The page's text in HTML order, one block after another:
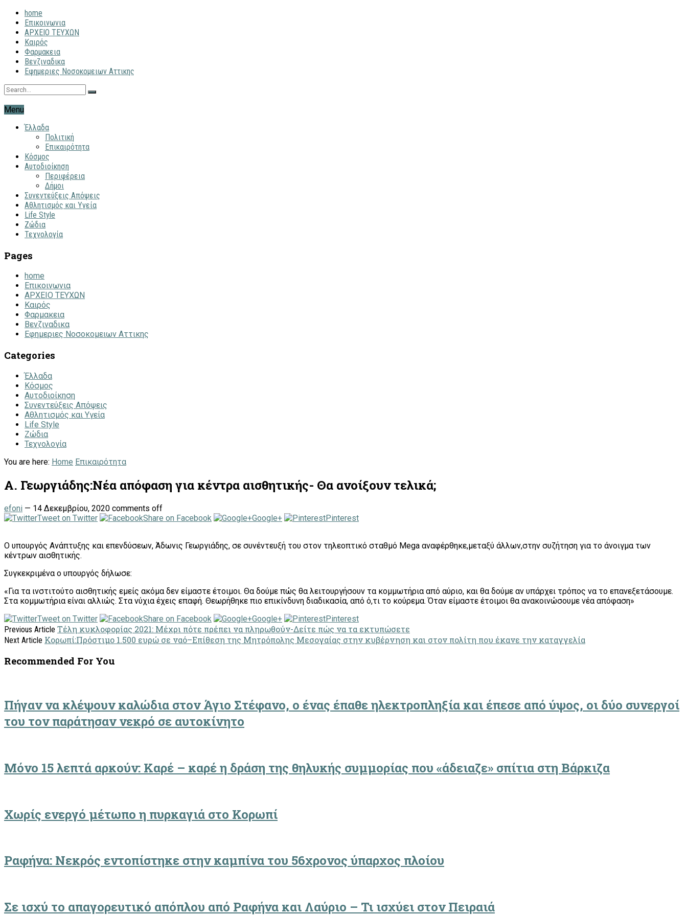
home
Επικοινωνια
ΑΡΧΕΙΟ ΤΕΥΧΩΝ
Καιρός
Φαρμακεια
Βενζιναδικα
Εφημεριες Νοσοκομειων Αττικης
Menu
Έλλαδα
Πολιτική
Επικαιρότητα
Κόσμος
Αυτοδιοίκηση
Περιφέρεια
Δήμοι
Συνεντεύξεις Απόψεις
Αθλητισμός και Υγεία
Life Style
Ζώδια
Τεχνολογία
Pages
home
Επικοινωνια
ΑΡΧΕΙΟ ΤΕΥΧΩΝ
Καιρός
Φαρμακεια
Βενζιναδικα
Εφημεριες Νοσοκομειων Αττικης
Categories
Έλλαδα
Κόσμος
Αυτοδιοίκηση
Συνεντεύξεις Απόψεις
Αθλητισμός και Υγεία
Life Style
Ζώδια
Τεχνολογία
You are here: Home Επικαιρότητα
Α. Γεωργιάδης:Nέα απόφαση για κέντρα αισθητικής- Θα ανοίξουν τελικά;
efoni — 14 Δεκεμβρίου, 2020 comments off
Tweet on Twitter
Share on Facebook Google+ Pinterest
Ο υπουργός Ανάπτυξης και επενδύσεων, Άδωνις Γεωργιάδης, σε συνέντευξή του στον τηλεοπτικό σταθμό Mega αναφέρθηκε,μεταξύ άλλων,στην συζήτηση για το άνοιγμα των
κέντρων αισθητικής.
Συγκεκριμένα ο υπουργός δήλωσε:
«Για τα ινστιτούτο αισθητικής εμείς ακόμα δεν είμαστε έτοιμοι. Θα δούμε πώς θα λειτουργήσουν τα κομμωτήρια από αύριο, και θα δούμε αν υπάρχει τρόπος να το επανεξετάσουμε.
Στα κομμωτήρια είναι αλλιώς. Στα νύχια έχεις επαφή. Θεωρήθηκε πιο επικίνδυνη διαδικασία, από ό,τι το κούρεμα. Όταν είμαστε έτοιμοι θα ανακοινώσουμε νέα απόφαση»
Tweet on Twitter
Share on Facebook Google+
Pinterest
Previous Article Τέλη κυκλοφορίας 2021: Μέχρι πότε πρέπει να πληρωθούν-Δείτε πώς να τα εκτυπώσετε
Next Article Κορωπί:Πρόστιμο 1.500 ευρώ σε ναό–Επίθεση της Μητρόπολης Μεσογαίας στην κυβέρνηση και στον πολίτη που έκανε την καταγγελία
Recommended For You
Πήγαν να κλέψουν καλώδια στον Άγιο Στέφανο, ο ένας έπαθε ηλεκτροπληξία και έπεσε από ύψος, οι δύο συνεργοί
του τον παράτησαν νεκρό σε αυτοκίνητο
Μόνο 15 λεπτά αρκούν: Καρέ – καρέ η δράση της θηλυκής συμμορίας που «άδειαζε» σπίτια στη Βάρκιζα
Χωρίς ενεργό μέτωπο η πυρκαγιά στο Κορωπί
Ραφήνα: Νεκρός εντοπίστηκε στην καμπίνα του 56χρονος ύπαρχος πλοίου
Σε ισχύ το απαγορευτικό απόπλου από Ραφήνα και Λαύριο – Τι ισχύει στον Πειραιά